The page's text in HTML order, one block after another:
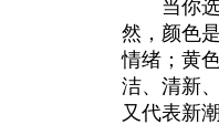
当你选
然，颜色
情绪；黄
洁、清新
又代表新